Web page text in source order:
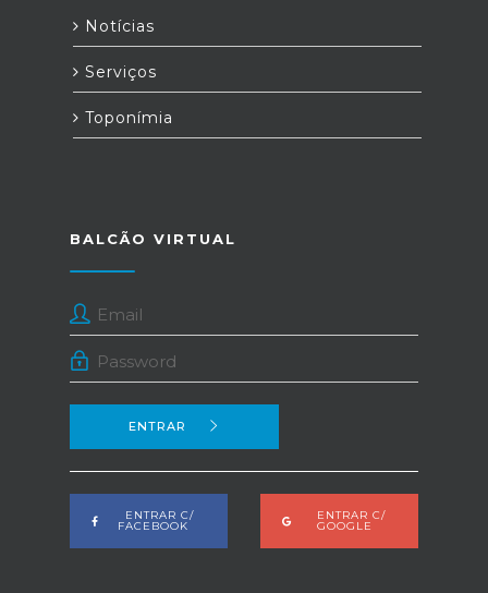
Notícias
Serviços
Toponímia
BALCÃO VIRTUAL
ENTRAR
ENTRAR C/
FACEBOOK
ENTRAR C/
GOOGLE